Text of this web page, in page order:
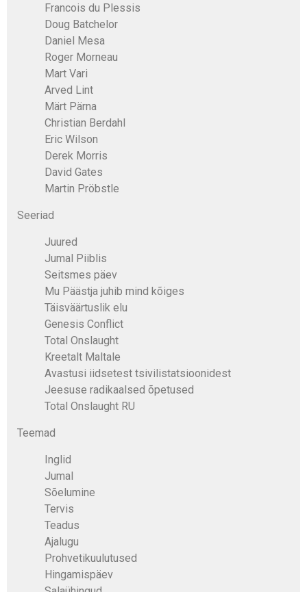
Francois du Plessis
Doug Batchelor
Daniel Mesa
Roger Morneau
Mart Vari
Arved Lint
Märt Pärna
Christian Berdahl
Eric Wilson
Derek Morris
David Gates
Martin Pröbstle
Seeriad
Juured
Jumal Piiblis
Seitsmes päev
Mu Päästja juhib mind kõiges
Täisväärtuslik elu
Genesis Conflict
Total Onslaught
Kreetalt Maltale
Avastusi iidsetest tsivilistatsioonidest
Jeesuse radikaalsed õpetused
Total Onslaught RU
Teemad
Inglid
Jumal
Sõelumine
Tervis
Teadus
Ajalugu
Prohvetikuulutused
Hingamispäev